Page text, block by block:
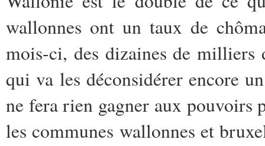
wallonnes ont un taux de
mois-ci, des dizaines de milliers
qui va les déconsidérer encore
ne fera rien gagner aux pouvoirs
les communes wallonnes et